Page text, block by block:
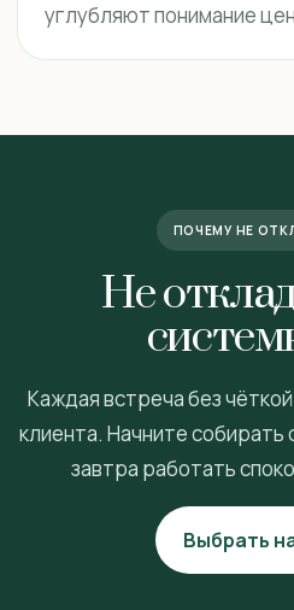
углубляют понимание
ПОЧЕМУ НЕ
Не
Каждая встреча без
клиента. Начните собирать
завтра работать
Выбрать